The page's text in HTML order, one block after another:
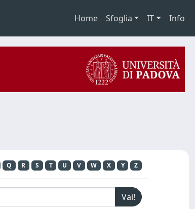
Home Sfoglia IT Info
Q R S T U V W X Y Z